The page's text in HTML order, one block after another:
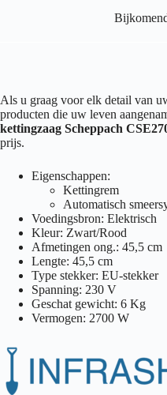
Als u graag voor elk detail van
producten die uw leven
kettingzaag Scheppach
prijs.
Eigenschappen:
Kettingrem
Automatisch
Voedingsbron: Elektrisch
Kleur: Zwart/Rood
Afmetingen ong.: 45,5 cm
Lengte: 45,5 cm
Type stekker: EU-stekker
Spanning: 230 V
Geschat gewicht: 6 Kg
Vermogen: 2700 W